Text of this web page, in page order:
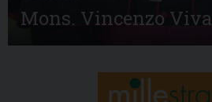
Mons. Vincenzo Viva